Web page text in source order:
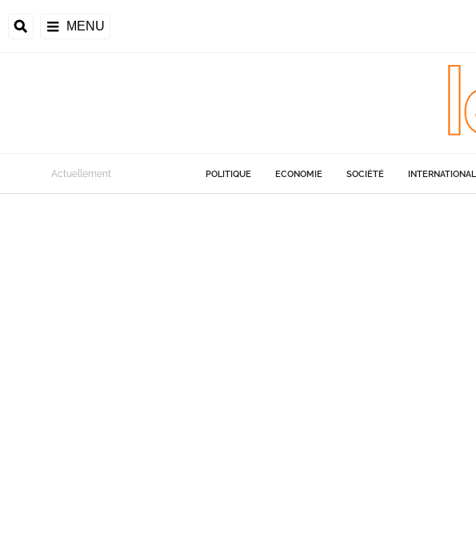
MENU
Actuellement POLITIQUE ECONOMIE SOCIÉTÉ INTERNATIONAL